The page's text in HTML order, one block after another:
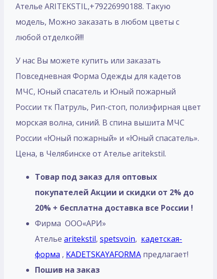
Ателье ARITEKSTIL,+79226990188. Такую
модель, Mожно заказать в любом цветы с
любой отделкой!!!
У нас Вы можете купить или заказать
Повседневная Форма Одежды для кадетов
МЧС, Юный спасатель и Юный пожарный
России тк Патруль, Рип-стоп, полиэфирная цвет
морская волна, синий. В спина вышита МЧС
России «Юный пожарный» и «Юный спасатель».
Цена, в Челябинске от Ателье aritekstil.
Товар под заказ для оптовых
покупателей Акции и скидки от 2% до
20% + бесплатна доставка все России !
Фирма ООО«АРИ»
Ателье aritekstil, spetsvoin, кадетская-
форма , KADETSKAYAFORMA предлагает!
Пошив на заказ